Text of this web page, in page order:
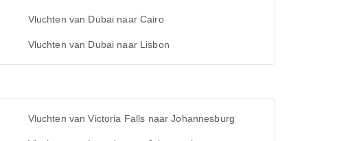
Vluchten van Dubai naar Cairo
Vluchten van Dubai naar Lisbon
Vluchten van Victoria Falls naar Johannesburg